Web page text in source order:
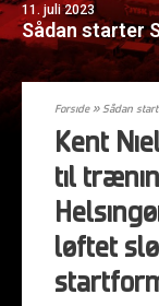
11. juli 2023
Sådan starter
Forside»Sådan
Kent
til
løftet